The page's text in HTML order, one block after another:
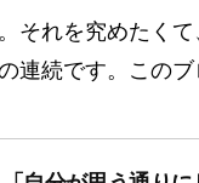
それを究めたく
連続です。このブ